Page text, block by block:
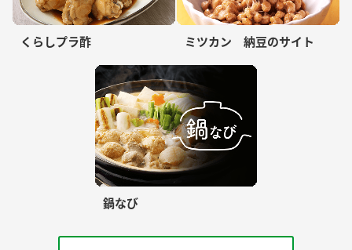
くらしプラ酢 ミツカン 納豆のサイト
鍋なび